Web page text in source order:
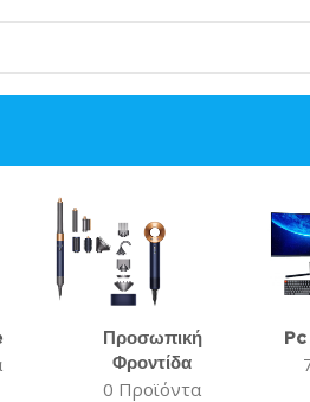
Προσωπική
Φροντίδα
0 Προϊόντα
Pc